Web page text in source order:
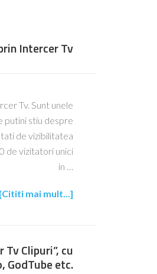
Intercer Tv
Tv. Sunt unele
putini stiu despre
de vizibilitatea
de vizitatori unici
in …
[Cititi mai mult...]
Clipuri”, cu
GodTube etc.